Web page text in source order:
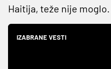
Haitija, teže nije moglo.
IZABRANE VESTI